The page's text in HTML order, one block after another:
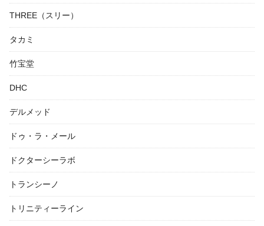
THREE（スリー）
タカミ
竹宝堂
DHC
デルメッド
ドゥ・ラ・メール
ドクターシーラボ
トランシーノ
トリニティーライン